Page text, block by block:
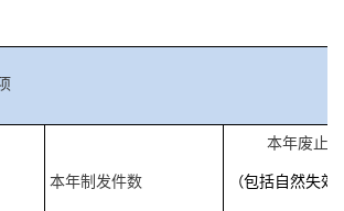
本年制发件数
本年废止
（包括自然失效